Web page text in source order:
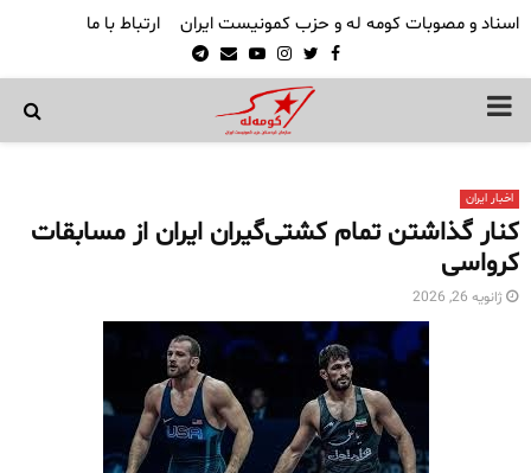
اسناد و مصوبات کومه له و حزب کمونیست ایران ارتباط با ما
Facebook
Twitter
Instagram
Youtube
Email
Telegram
PRIMARY
اخبار ایران
کنار گذاشتن تمام کشتی‌گیران ایران از مسابقات
کرواسی
ژانویه 26, 2026